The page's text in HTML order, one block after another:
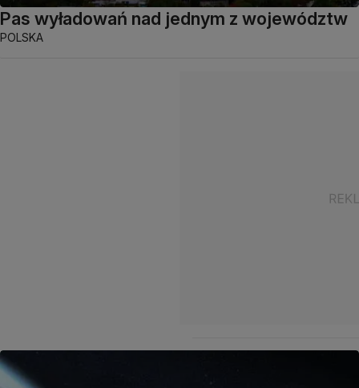
Pas wyładowań nad jednym z województw
POLSKA